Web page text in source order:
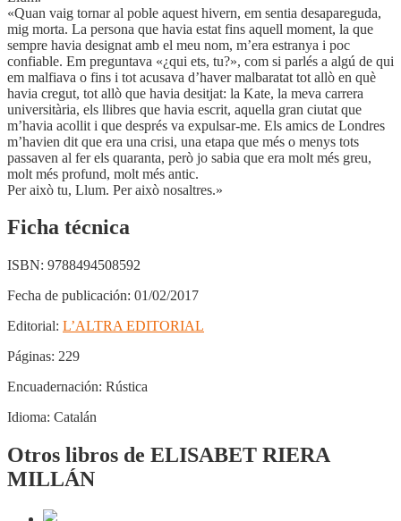
«Quan vaig tornar al poble aquest hivern, em sentia desapareguda,
mig morta. La persona que havia estat fins aquell moment, la que
sempre havia designat amb el meu nom, m’era estranya i poc
confiable. Em preguntava «¿qui ets, tu?», com si parlés a algú de qui
em malfiava o fins i tot acusava d’haver malbaratat tot allò en què
havia cregut, tot allò que havia desitjat: la Kate, la meva carrera
universitària, els llibres que havia escrit, aquella gran ciutat que
m’havia acollit i que després va expulsar-me. Els amics de Londres
m’havien dit que era una crisi, una etapa que més o menys tots
passaven al fer els quaranta, però jo sabia que era molt més greu,
molt més profund, molt més antic.
Per això tu, Llum. Per això nosaltres.»
Ficha técnica
ISBN: 9788494508592
Fecha de publicación: 01/02/2017
Editorial: L’ALTRA EDITORIAL
Páginas: 229
Encuadernación: Rústica
Idioma: Catalán
Otros libros de ELISABET RIERA
MILLÁN